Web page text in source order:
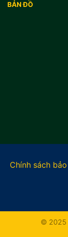
BẢN ĐỒ
Chính sách
© 2025